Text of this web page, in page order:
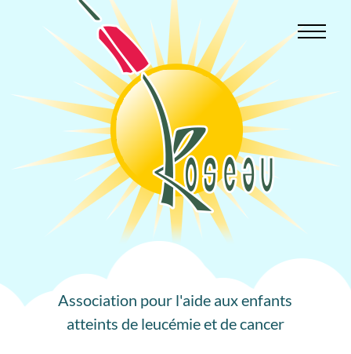
Association pour l'aide aux enfants
atteints de leucémie et de cancer